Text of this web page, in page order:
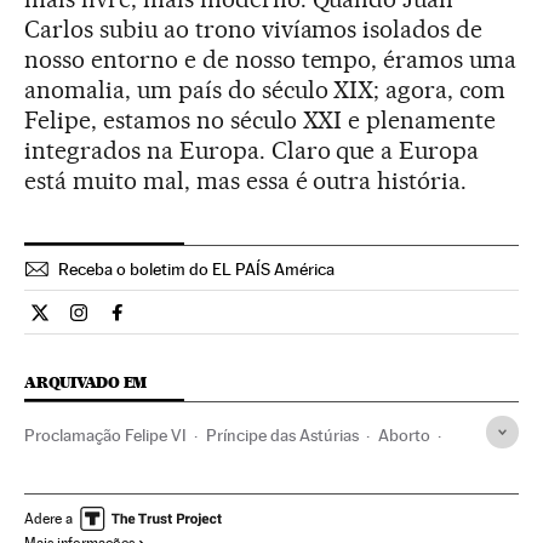
Carlos subiu ao trono vivíamos isolados de
nosso entorno e de nosso tempo, éramos uma
anomalia, um país do século XIX; agora, com
Felipe, estamos no século XXI e plenamente
integrados na Europa. Claro que a Europa
está muito mal, mas essa é outra história.
Receba o boletim do EL PAÍS América
Internacional El País Brasil en Twitter
Internacional El País Brasil en Instagram
Internacional El País Brasil en Facebook
ARQUIVADO EM
Proclamação Felipe VI Príncipe das Astúrias Aborto
Abdicação Juan Carlos I Juan Carlos I
Adere a